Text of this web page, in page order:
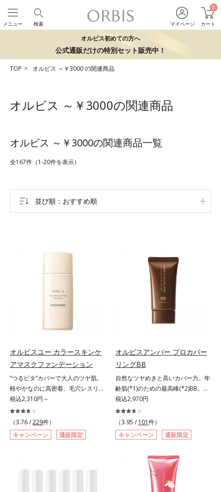
マイページ
0
カート
検索
メニュー
オルビス初めての方へ
公式通販だけの特別セット販売中！
TOP オルビス ～￥3000の関連商品
オルビス ～￥3000の関連商品
オルビス ～￥3000の関連商品一覧
全167件（1-20件を表示）
並び順 おすすめ順
オルビスユー カラースキンケ
アマスクファンデーション
“つるピタ”カバーで大人のツヤ肌。
軽やかなのに高密着、毛穴レスリキ
ッドファンデ。みずみずしく、とけ
込むように密着カバー毛穴レスでな
めらかな質感美へ導く、リキッドフ
ァンデーション「カバーはしたいけ
ど厚塗り感はイヤ」「素肌がもとも
なのにピタッと密着し、肌悩み
税込2,310円～
（3.76 /229件）
キャンペーン
通販限定
オルビスアンバー プロカバー
リングBB
自然なツヤめきと高いカバー力。年
齢肌(*1)のための最高峰(*2)BB。年
齢肌(*1)のための最高峰(*2)BBクリ
ームです。肌のアラを光でふわりと
とばし、くすみや凹凸も軽やかにカ
バー。さらに厚みのあるテクスチャ
ーが均一にのび広がり、しっかりカ
す。年齢肌による黄ぐすみや血色の
悪さに対応した色設計で、白浮きせ
ずパッと明るい印象を叶えます。こ
税込2,970円
（3.95 / 101件）
キャンペーン
通販限定